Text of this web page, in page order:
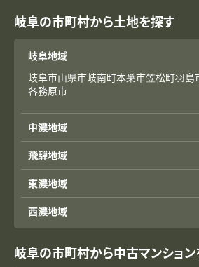
岐阜の市町村から土地を探す
岐阜地域
岐阜市山県市岐南町本巣市笠松町羽島
各務原市
中濃地域
飛騨地域
東濃地域
西濃地域
岐阜の市町村から中古マンション